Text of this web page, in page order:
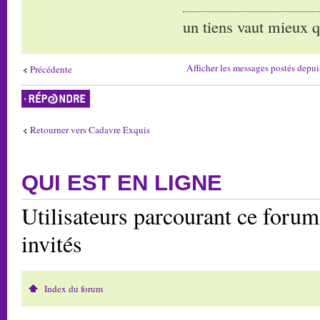
un tiens vaut mieux
Précédente Afficher les messages postés
Répondre
Retourner vers Cadavre Exquis
QUI EST EN LIGNE
Utilisateurs parcourant ce
invités
Index du forum